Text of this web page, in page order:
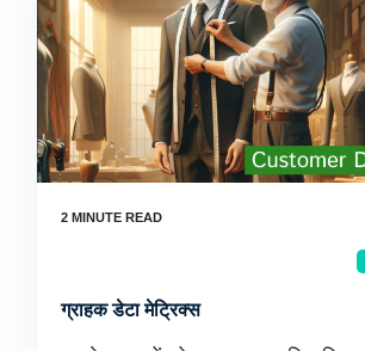
ग्राहक डेटा मेट्रिक्स